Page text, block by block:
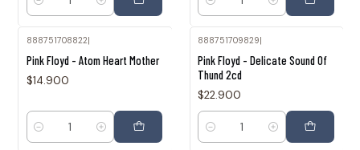
Cantidad Cantidad
888751708822|
Pink Floyd - Atom Heart Mother
$14.900
Cantidad
888751709829|
Pink Floyd - Delicate Sound Of
Thund 2cd
$22.900
Cantidad